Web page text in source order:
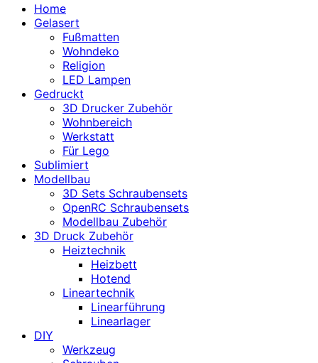
Home
Gelasert
Fußmatten
Wohndeko
Religion
LED Lampen
Gedruckt
3D Drucker Zubehör
Wohnbereich
Werkstatt
Für Lego
Sublimiert
Modellbau
3D Sets Schraubensets
OpenRC Schraubensets
Modellbau Zubehör
3D Druck Zubehör
Heiztechnik
Heizbett
Hotend
Lineartechnik
Linearführung
Linearlager
DIY
Werkzeug